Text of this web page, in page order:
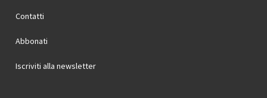
Contatti
Abbonati
Iscriviti alla newsletter